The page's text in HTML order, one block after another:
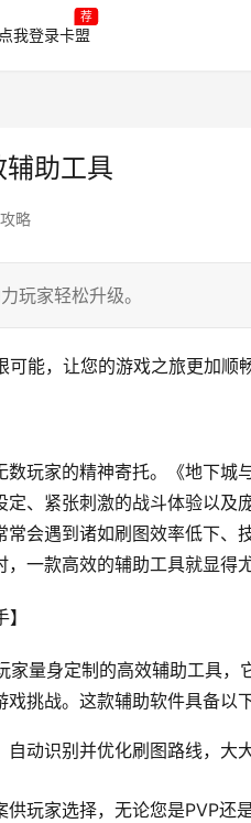
点我登录卡盟
荐
助工具
略
玩家轻松升级。
能，让您的游戏之旅更加顺
玩家的精神寄托。《地下城
、紧张刺激的战斗体验以及
会遇到诸如刷图效率低下、
一款高效的辅助工具就显得
家量身定制的高效辅助工具
挑战。这款辅助软件具备以
自动识别并优化刷图路线，大
供玩家选择，无论您是PVP还